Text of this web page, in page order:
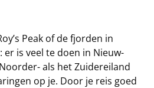
Peak of de fjorden in
is veel te doen in Nieuw-
als het Zuidereiland
op je. Door je reis goed